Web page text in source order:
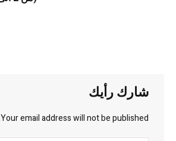
شارك رأيك
Your email address will not be published.